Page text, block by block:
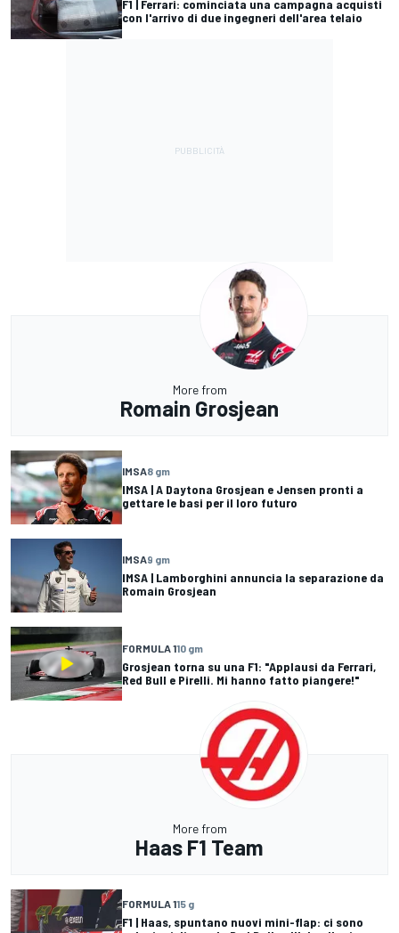
F1 | Ferrari: cominciata una campagna acquisti
con l'arrivo di due ingegneri dell'area telaio
More from
Romain Grosjean
IMSA8 gm
IMSA | A Daytona Grosjean e Jensen pronti a
gettare le basi per il loro futuro
IMSA9 gm
IMSA | Lamborghini annuncia la separazione da
Romain Grosjean
FORMULA 110 gm
Grosjean torna su una F1: "Applausi da Ferrari,
Red Bull e Pirelli. Mi hanno fatto piangere!"
More from
Haas F1 Team
FORMULA 115 g
F1 | Haas, spuntano nuovi mini-flap: ci sono